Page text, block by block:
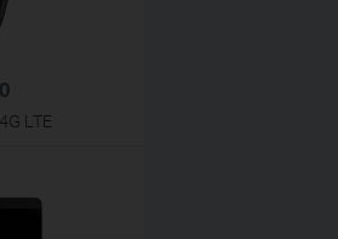
LTE